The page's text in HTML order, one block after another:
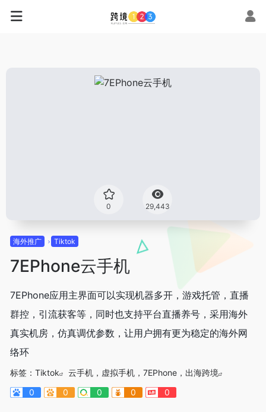
0 29,443
海外推广 Tiktok
7EPhone云手机
7EPhone应用主界面可以实现机器多开，游戏托管，直播
群控，引流获客等，同时也支持平台直播养号，采用海外
真实机房，仿真调优参数，让用户拥有更为稳定的海外网
络环
标签： Tiktok
云手机，虚拟手机，7EPhone，出海跨境
0
0 0 0 0